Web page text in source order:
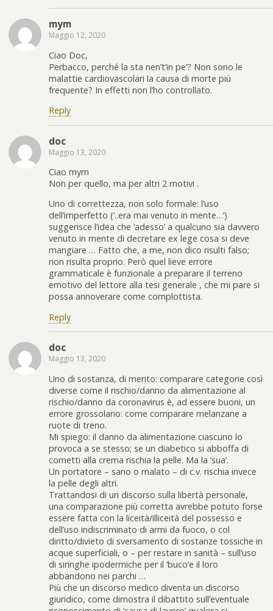
mym
Maggio 12, 2020
Ciao Doc,
Perbacco, perché la sta nen’t’in pe’? Non sono le
malattie cardiovascolari la causa di morte più
frequente? In effetti non l’ho controllato.
Reply
doc
Maggio 13, 2020
Ciao mym
Non per quello, ma per altri 2 motivi .
Uno di correttezza, non solo formale: l’uso
dell’imperfetto (‘..era mai venuto in mente…’)
suggerisce l’idea che ‘adesso’ a qualcuno sia davvero
venuto in mente di decretare ex lege cosa si deve
mangiare … Fatto che, a me, non dico risulti falso;
non risulta proprio. Però quel lieve errore
grammaticale è funzionale a preparare il terreno
emotivo del lettore alla tesi generale , che mi pare si
possa annoverare come complottista.
Reply
doc
Maggio 13, 2020
Uno di sostanza, di merito: comparare categorie così
diverse come il rischio/danno da alimentazione al
rischio/danno da coronavirus è, ad essere buoni, un
errore grossolano: come comparare melanzane a
ruote di treno.
Mi spiego: il danno da alimentazione ciascuno lo
provoca a se stesso; se un diabetico si abboffa di
cornetti alla crema rischia la pelle. Ma la ‘sua’.
Un portatore – sano o malato – di c.v. rischia invece
la pelle degli altri.
Trattandosi di un discorso sulla libertà personale,
una comparazione più corretta avrebbe potuto forse
essere fatta con la liceità/illiceità del possesso e
dell’uso indiscriminato di armi da fuoco, o col
diritto/divieto di sversamento di sostanze tossiche in
acque superficiali, o – per restare in sanità – sull’uso
di siringhe ipodermiche per il ‘buco’e il loro
abbandono nei parchi …
Più che un discorso medico diventa un discorso
giuridico, come dimostra il dibattito sull’eventuale